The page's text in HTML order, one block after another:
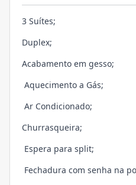
3 Suítes;
Duplex;
Acabamento em gesso;
Aquecimento a Gás;
Ar Condicionado;
Churrasqueira;
Espera para split;
Fechadura com senha na